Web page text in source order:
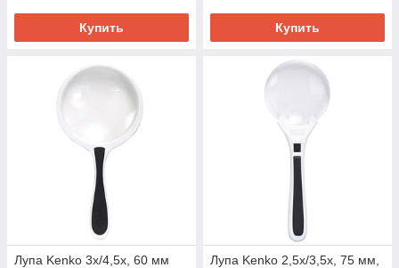
Купить Купить
Лупа Kenko 3х/4,5х, 60 мм
Лупа Kenko 2,5х/3,5х, 75 мм,